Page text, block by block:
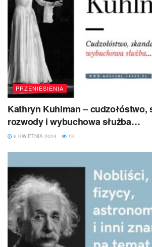
PRZENIESIENIA
Kathryn Kuhlman – cudzołóstwo,
rozwody i wybuchowa służba…
6 KWIETNIA 2024 1K